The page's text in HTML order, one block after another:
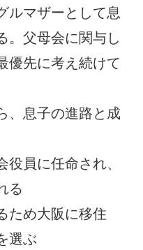
ルマザーとして息
。父母会に関与し
優先に考え続けて
、息子の進路と成
役員に任命され、
る
ため大阪に移住
選ぶ